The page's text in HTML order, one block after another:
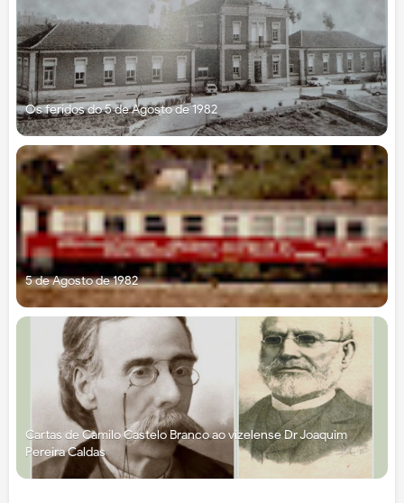
Os feridos do 5 de Agosto de 1982
5 de Agosto de 1982
Cartas de Camilo Castelo Branco ao vizelense Dr Joaquim
Pereira Caldas